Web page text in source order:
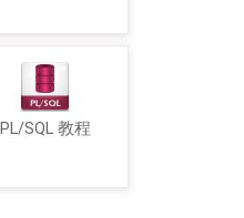
PL/SQL 教程